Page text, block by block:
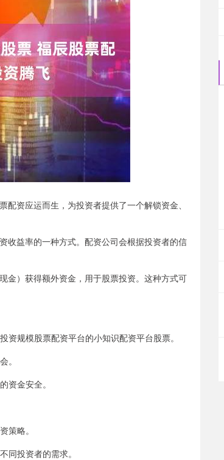
资应运而生，为投资者提供了一个解锁资金、
收益率的一种方式。配资公司会根据投资者的信
金）获得额外资金，用于股票投资。这种方式可
规模股票配资平台的小知识配资平台股票。
。
资金安全。
策略。
同投资者的需求。